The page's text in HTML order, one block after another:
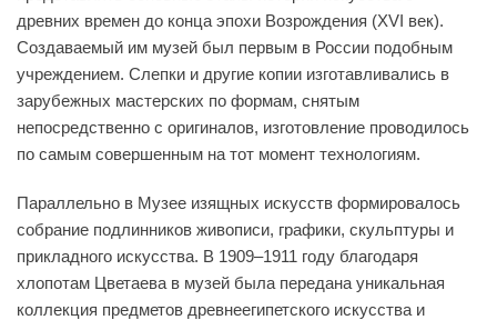
древних времен до конца эпохи Возрождения (XVI век).
Создаваемый им музей был первым в России подобным
учреждением. Слепки и другие копии изготавливались в
зарубежных мастерских по формам, снятым
непосредственно с оригиналов, изготовление проводилось
по самым совершенным на тот момент технологиям.
Параллельно в Музее изящных искусств формировалось
собрание подлинников живописи, графики, скульптуры и
прикладного искусства. В 1909–1911 году благодаря
хлопотам Цветаева в музей была передана уникальная
коллекция предметов древнеегипетского искусства и